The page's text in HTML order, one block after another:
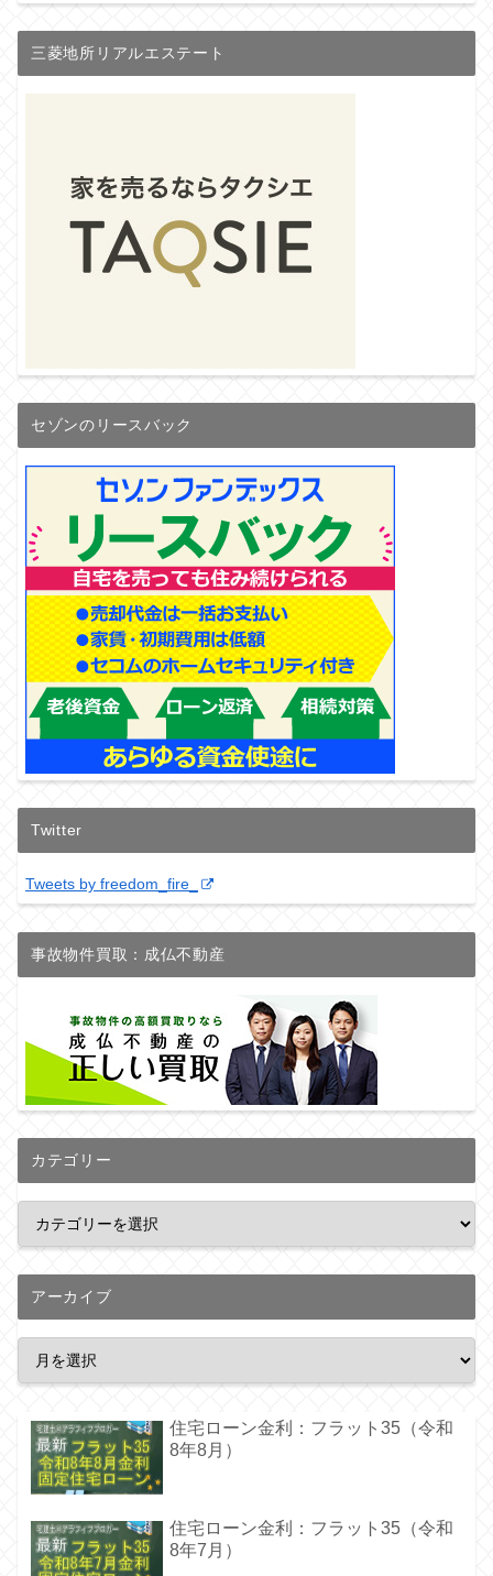
三菱地所リアルエステート
セゾンのリースバック
Twitter
Tweets by freedom_fire_
事故物件買取：成仏不動産
カテゴリー
アーカイブ
住宅ローン金利：フラット35（令和
8年8月）
住宅ローン金利：フラット35（令和
8年7月）